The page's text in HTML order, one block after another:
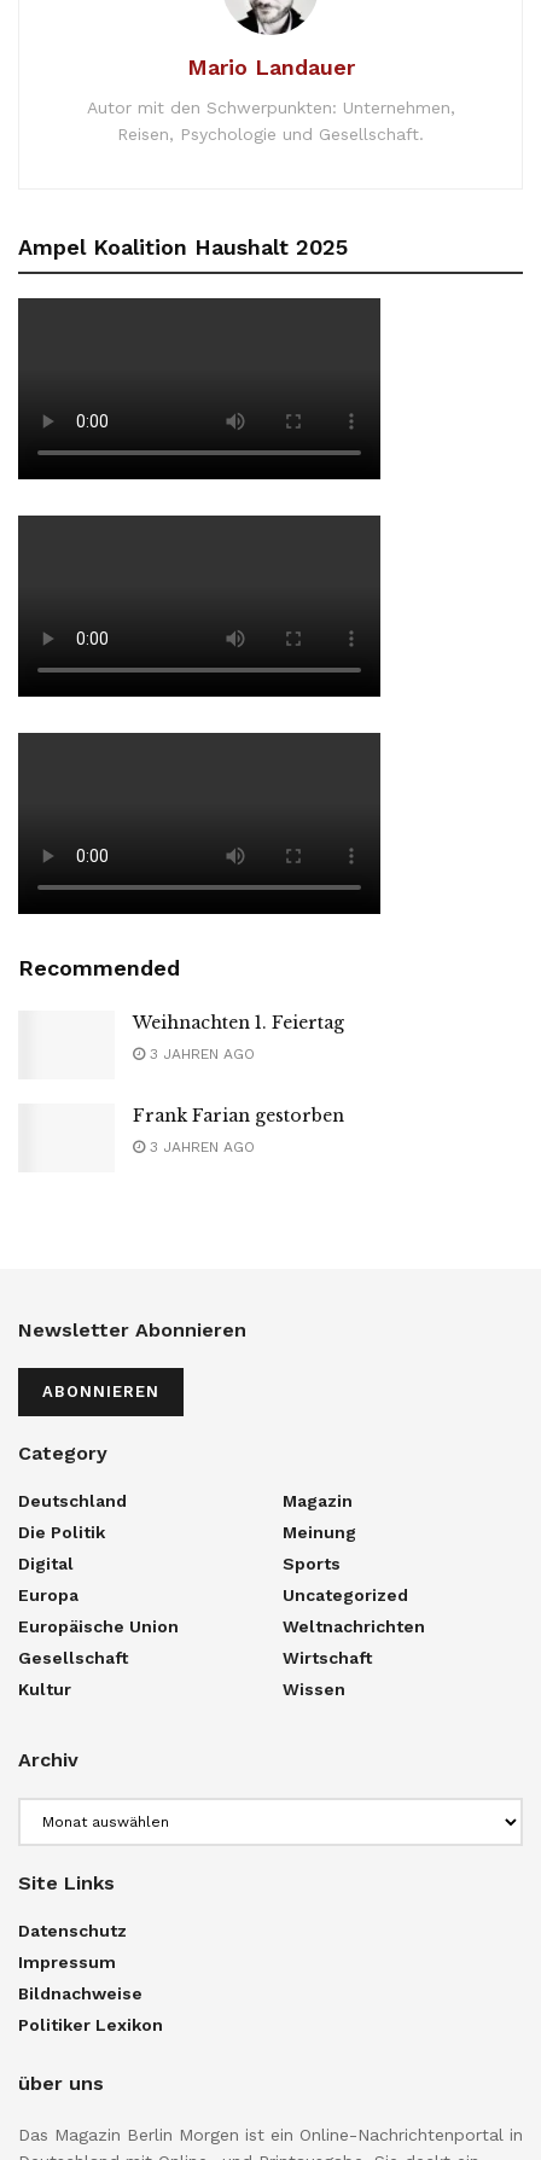
Mario Landauer
Autor mit den Schwerpunkten: Unternehmen,
Reisen, Psychologie und Gesellschaft.
Ampel Koalition Haushalt 2025
Recommended
Weihnachten 1. Feiertag
3 JAHREN AGO
Frank Farian gestorben
3 JAHREN AGO
Newsletter Abonnieren
ABONNIEREN
Category
Deutschland
Die Politik
Digital
Europa
Europäische Union
Gesellschaft
Kultur
Magazin
Meinung
Sports
Uncategorized
Weltnachrichten
Wirtschaft
Wissen
Archiv
Site Links
Datenschutz
Impressum
Bildnachweise
Politiker Lexikon
über uns
Das Magazin Berlin Morgen ist ein Online-Nachrichtenportal in